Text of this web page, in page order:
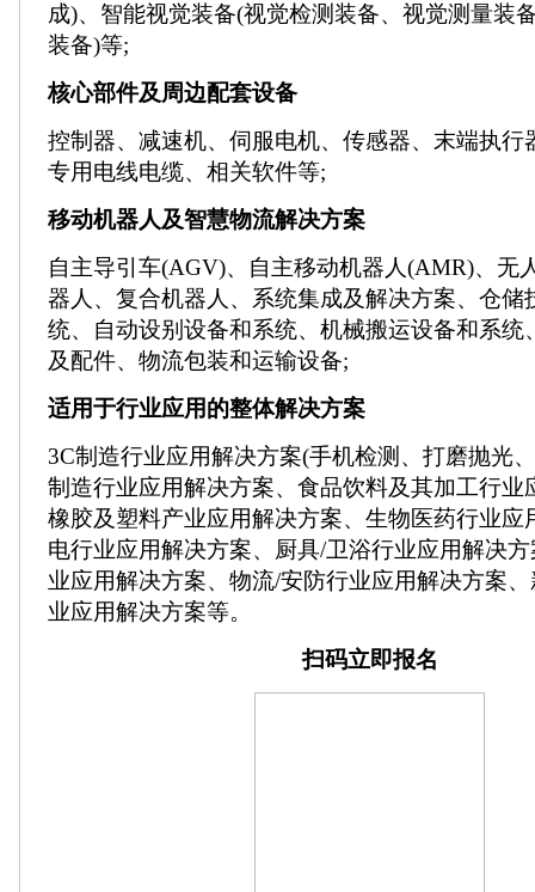
成)、智能视觉装备(视觉检测装备、视觉测量装
装备)等;
核心部件及周边配套设备
控制器、减速机、伺服电机、传感器、末端执行
专用电线电缆、相关软件等;
移动机器人及智慧物流解决方案
自主导引车(AGV)、自主移动机器人(AMR)、无
器人、复合机器人、系统集成及解决方案、仓储
统、自动设别设备和系统、机械搬运设备和系统
及配件、物流包装和运输设备;
适用于行业应用的整体解决方案
3C制造行业应用解决方案(手机检测、打磨抛光
制造行业应用解决方案、食品饮料及其加工行业
橡胶及塑料产业应用解决方案、生物医药行业应
电行业应用解决方案、厨具/卫浴行业应用解决
业应用解决方案、物流/安防行业应用解决方案
业应用解决方案等。
扫码立即报名